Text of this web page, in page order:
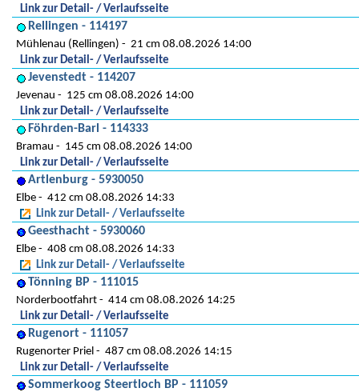
Link zur Detail- / Verlaufsseite
Rellingen - 114197
Mühlenau (Rellingen)
21 cm 08.08.2026 14:00
Link zur Detail- / Verlaufsseite
Jevenstedt - 114207
Jevenau
125 cm 08.08.2026 14:00
Link zur Detail- / Verlaufsseite
Föhrden-Barl - 114333
Bramau
145 cm 08.08.2026 14:00
Link zur Detail- / Verlaufsseite
Artlenburg - 5930050
Elbe
412 cm 08.08.2026 14:33
Link zur Detail- / Verlaufsseite
Geesthacht - 5930060
Elbe
408 cm 08.08.2026 14:33
Link zur Detail- / Verlaufsseite
Tönning BP - 111015
Norderbootfahrt
414 cm 08.08.2026 14:25
Link zur Detail- / Verlaufsseite
Rugenort - 111057
Rugenorter Priel
487 cm 08.08.2026 14:15
Link zur Detail- / Verlaufsseite
Sommerkoog Steertloch BP - 111059